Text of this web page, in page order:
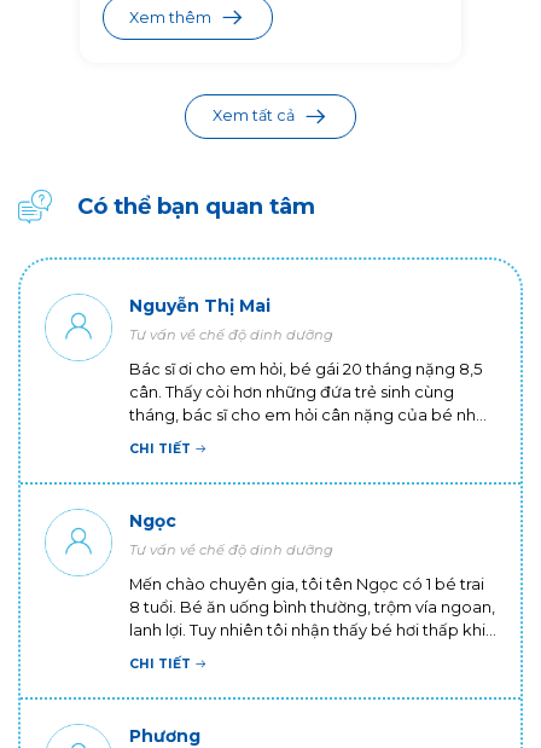
Xem thêm
Xem tất cả
Có thể bạn quan tâm
Nguyễn Thị Mai
Tư vấn về chế độ dinh dưỡng
Bác sĩ ơi cho em hỏi, bé gái 20 tháng nặng 8,5
cân. Thấy còi hơn những đứa trẻ sinh cùng
tháng, bác sĩ cho em hỏi cân nặng của bé như
vậy là có bình thường không? Có cách nào cho
CHI TIẾT
Ngọc
Tư vấn về chế độ dinh dưỡng
Mến chào chuyên gia, tôi tên Ngọc có 1 bé trai
8 tuổi. Bé ăn uống bình thường, trộm vía ngoan,
lanh lợi. Tuy nhiên tôi nhận thấy bé hơi thấp khi
đứng cùng các bé khác cùng trang lứa. Tôi
ba mẹ ko cao thì con có cao được không ạ?
CHI TIẾT
Phương